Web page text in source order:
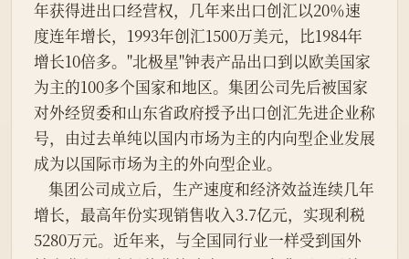
年获得进出口经营权，几年来出口创汇以20％速
度连年增长，1993年创汇1500万美元，比1984年
增长10倍多。"北极星"钟表产品出口到以欧美国家
为主的100多个国家和地区。集团公司先后被国家
对外经贸委和山东省政府授予出口创汇先进企业称
号，由过去单纯以国内市场为主的内向型企业发展
成为以国际市场为主的外向型企业。
增长，最高年份实现销售收入3.7亿元，实现利税
5280万元。近年来，与全国同行业一样受到国外